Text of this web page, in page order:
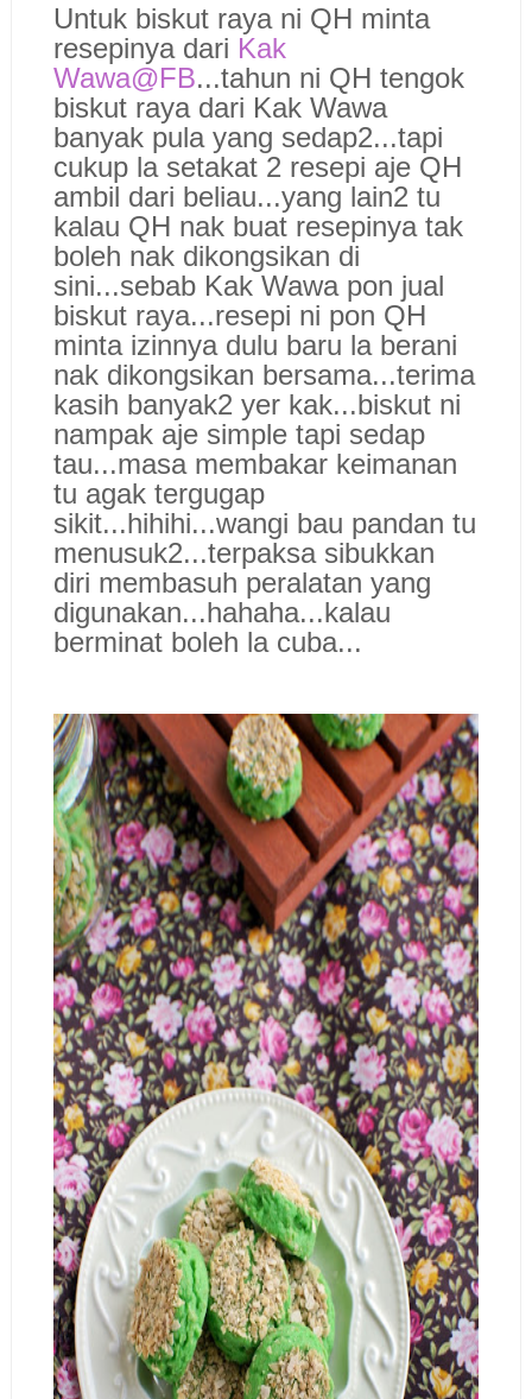
Untuk biskut raya ni QH minta
resepinya dari Kak
Wawa@FB...tahun ni QH tengok
biskut raya dari Kak Wawa
banyak pula yang sedap2...tapi
cukup la setakat 2 resepi aje QH
ambil dari beliau...yang lain2 tu
kalau QH nak buat resepinya tak
boleh nak dikongsikan di
sini...sebab Kak Wawa pon jual
biskut raya...resepi ni pon QH
minta izinnya dulu baru la berani
nak dikongsikan bersama...terima
kasih banyak2 yer kak...biskut ni
nampak aje simple tapi sedap
tau...masa membakar keimanan
tu agak tergugap
sikit...hihihi...wangi bau pandan tu
menusuk2...terpaksa sibukkan
diri membasuh peralatan yang
digunakan...hahaha...kalau
berminat boleh la cuba...